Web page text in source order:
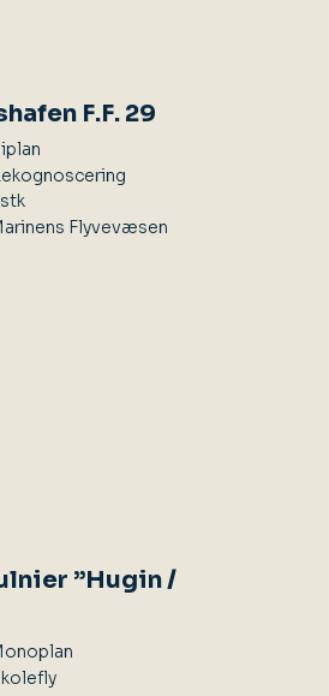
F.F. 29
stk
Flyvevæsen
”Hugin /